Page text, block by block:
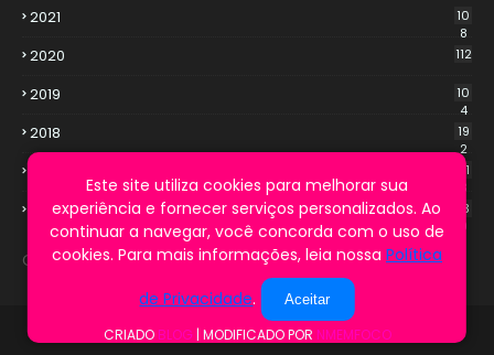
2021
10
8
2020 112
2019
10
4
2018
19
2
21
3
2016
13
9
Cookie Notice
Este site utiliza cookies para melhorar sua
experiência e fornecer serviços personalizados. Ao
continuar a navegar, você concorda com o uso de
cookies. Para mais informações, leia nossa Política
de Privacidade. Aceitar
CRIADO BLOG | MODIFICADO POR NMEMFOCO